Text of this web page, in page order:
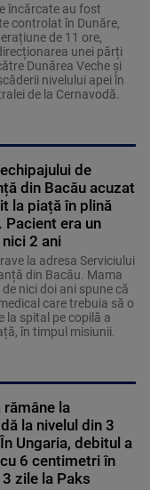
încărcate au fost
controlat în Dunăre,
de 11 ore,
unei părți
Dunărea Veche și
nivelului apei în
de la Cernavodă.
de
din Bacău acuzat
la piață în plină
Pacient era un
2 ani
la adresa Serviciului
din Bacău. Mama
nici doi ani spune că
care trebuia să o
la spital pe copilă a
în timpul misiunii.
rămâne la
la nivelul din 3
Ungaria, debitul a
6 centimetri în
zile la Paks